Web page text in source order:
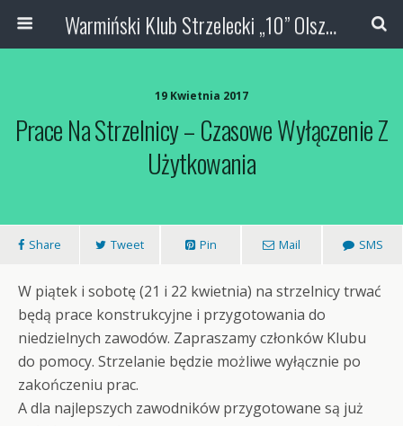
Warmiński Klub Strzelecki „10” Olsztyn
19 Kwietnia 2017
Prace Na Strzelnicy – Czasowe Wyłączenie Z
Użytkowania
Share Tweet Pin Mail SMS
W piątek i sobotę (21 i 22 kwietnia) na strzelnicy trwać
będą prace konstrukcyjne i przygotowania do
niedzielnych zawodów. Zapraszamy członków Klubu
do pomocy. Strzelanie będzie możliwe wyłącznie po
zakończeniu prac.
A dla najlepszych zawodników przygotowane są już